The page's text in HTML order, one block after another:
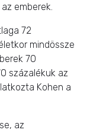
emberek.
72
mindössze
70
százalékuk az
Kohen a
az